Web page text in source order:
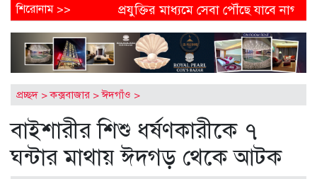
শিরোনাম >>
পদত্যাগ
প্রযুক্তির মাধ্যমে সেবা পৌঁছে যাবে নাগরিকের কাছে
পেতে আবেদন করবেন যেভাবে
অষ্টগ্রামে বিএনপির
থেকে অনাকাঙ্ক্ষিত পোস্ট
আগামীকাল থেকে ৯ মাসের
গুম-খুনের মামলায় জিয়াউল আহসানের বিচার শুরু
প্রচ্ছদ >কক্সবাজার >ঈদগাঁও >
বাইশারীর শিশু ধর্ষণকারীকে ৭
ঘন্টার মাথায় ঈদগড় থেকে আটক